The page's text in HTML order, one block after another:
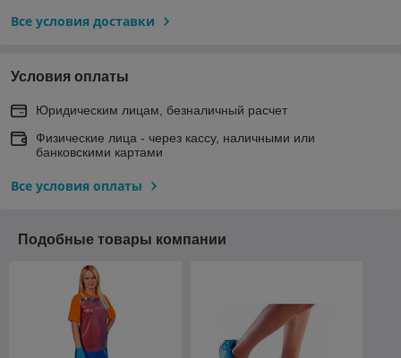
Все условия доставки
Условия оплаты
Юридическим лицам, безналичный расчет
Физические лица - через кассу, наличными или
банковскими картами
Все условия оплаты
Подобные товары компании